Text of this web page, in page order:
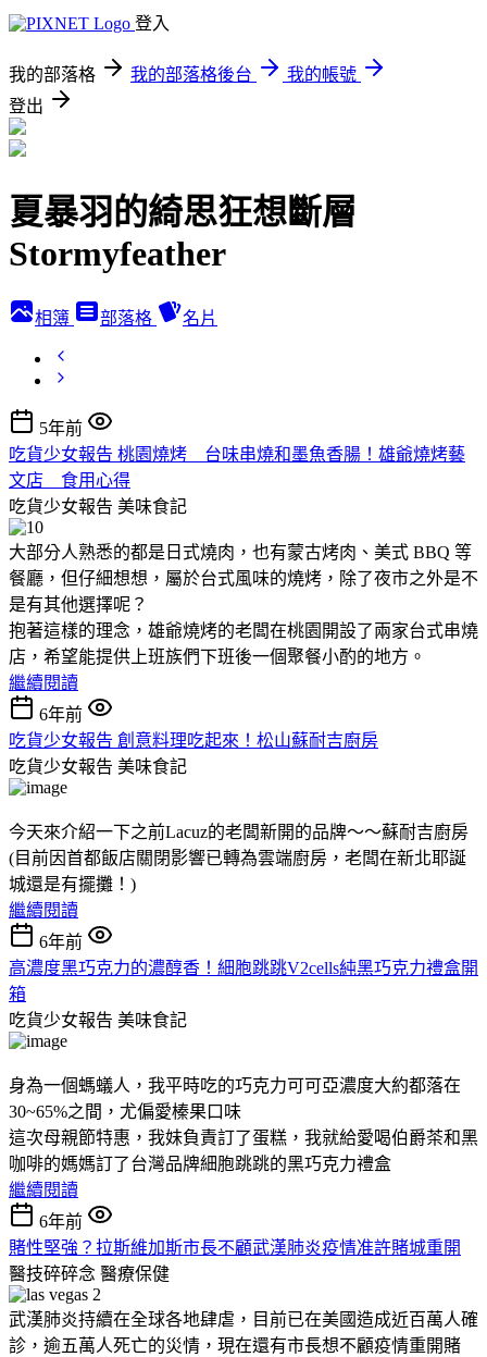
登入
我的部落格 我的部落格後台
我的帳號
登出
夏暴羽的綺思狂想斷層
Stormyfeather
相簿 部落格 名片
5年前
吃貨少女報告 桃園燒烤 台味串燒和墨魚香腸！雄爺燒烤藝
文店 食用心得
吃貨少女報告 美味食記
大部分人熟悉的都是日式燒肉，也有蒙古烤肉、美式 BBQ 等
餐廳，但仔細想想，屬於台式風味的燒烤，除了夜市之外是不
是有其他選擇呢？
抱著這樣的理念，雄爺燒烤的老闆在桃園開設了兩家台式串燒
店，希望能提供上班族們下班後一個聚餐小酌的地方。
繼續閱讀
6年前
吃貨少女報告 創意料理吃起來！松山蘇耐吉廚房
吃貨少女報告 美味食記
今天來介紹一下之前Lacuz的老闆新開的品牌～～蘇耐吉廚房
(目前因首都飯店關閉影響已轉為雲端廚房，老闆在新北耶誕
城還是有擺攤！)
繼續閱讀
6年前
高濃度黑巧克力的濃醇香！細胞跳跳V2cells純黑巧克力禮盒開
箱
吃貨少女報告 美味食記
身為一個螞蟻人，我平時吃的巧克力可可亞濃度大約都落在
30~65%之間，尤偏愛榛果口味
這次母親節特惠，我妹負責訂了蛋糕，我就給愛喝伯爵茶和黑
咖啡的媽媽訂了台灣品牌細胞跳跳的黑巧克力禮盒
繼續閱讀
6年前
賭性堅強？拉斯維加斯市長不顧武漢肺炎疫情准許賭城重開
醫技碎碎念 醫療保健
武漢肺炎持續在全球各地肆虐，目前已在美國造成近百萬人確
診，逾五萬人死亡的災情，現在還有市長想不顧疫情重開賭